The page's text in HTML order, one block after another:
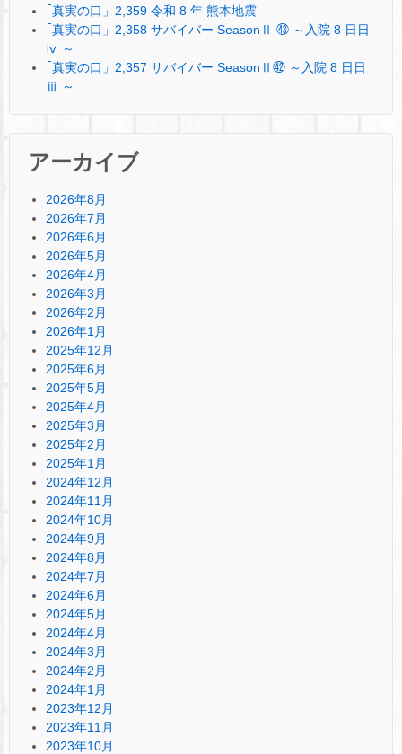
｢真実の口」2,359 令和 8 年 熊本地震
｢真実の口」2,358 サバイバー SeasonⅡ ㊸ ～入院 8 日日
ⅳ ～
｢真実の口」2,357 サバイバー SeasonⅡ㊷ ～入院 8 日日
ⅲ ～
アーカイブ
2026年8月
2026年7月
2026年6月
2026年5月
2026年4月
2026年3月
2026年2月
2026年1月
2025年12月
2025年6月
2025年5月
2025年4月
2025年3月
2025年2月
2025年1月
2024年12月
2024年11月
2024年10月
2024年9月
2024年8月
2024年7月
2024年6月
2024年5月
2024年4月
2024年3月
2024年2月
2024年1月
2023年12月
2023年11月
2023年10月